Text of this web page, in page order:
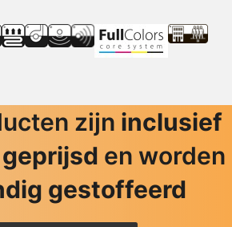
zijn inclusief
en worden
gestoffeerd